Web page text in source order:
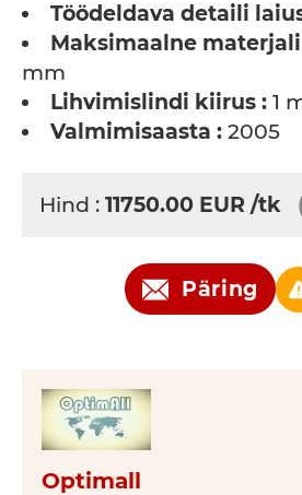
Töödeldava detaili
Maksimaalne
mm
Lihvimislindi kiirus : 1
Valmimisaasta : 2005
Hind : 11750.00 EUR /tk
Päring
Optimall